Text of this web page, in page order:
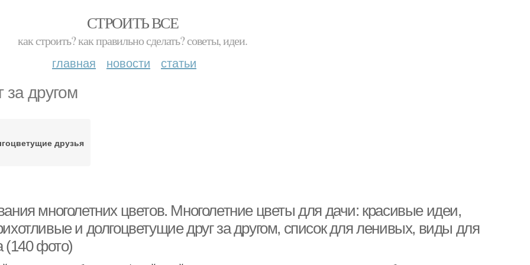
СТРОИТЬ ВСЕ
как строить? как правильно сделать? советы, идеи.
главная новости статьи
за другом
друзья
многолетних цветов. Многолетние цветы для дачи: красивые идеи,
и долгоцветущие друг за другом, список для ленивых, виды для
(140 фото)